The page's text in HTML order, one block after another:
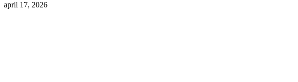
april 17, 2026